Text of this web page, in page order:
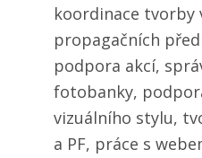
koordinace tvorby
propagačních
podpora akcí,
fotobanky,
vizuálního stylu,
a PF, práce s